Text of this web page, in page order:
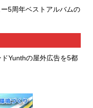
5周年ベストアルバムの
ドYunthの屋外広告を5都